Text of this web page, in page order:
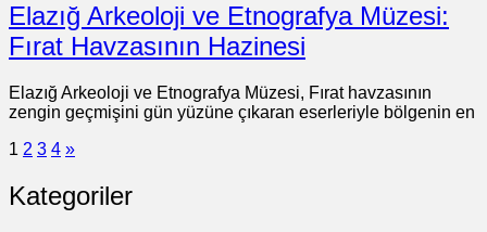
Elazığ Arkeoloji ve Etnografya Müzesi:
Fırat Havzasının Hazinesi
Elazığ Arkeoloji ve Etnografya Müzesi, Fırat havzasının
zengin geçmişini gün yüzüne çıkaran eserleriyle bölgenin en
1 2 3 4 »
Kategoriler